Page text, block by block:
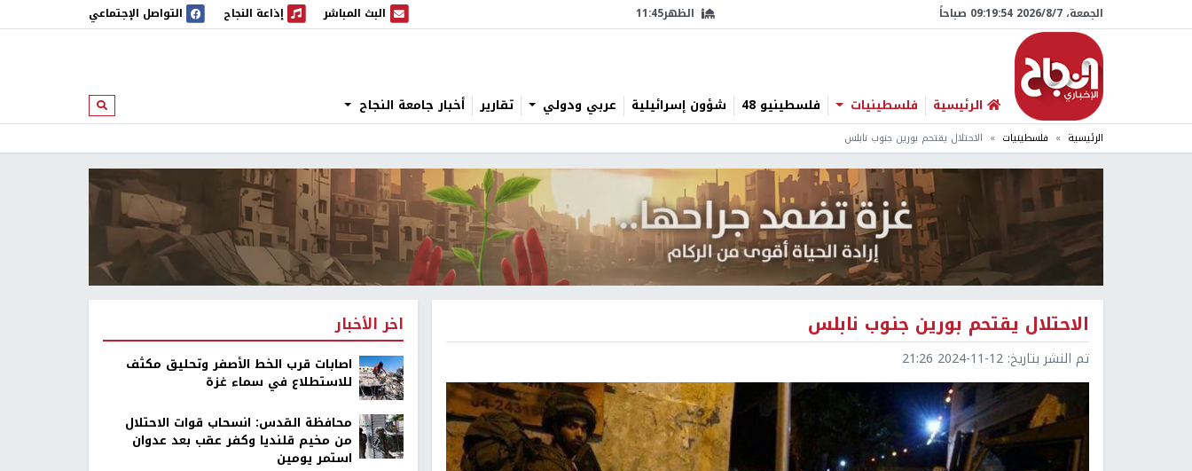
الجمعة، 7/‏8/‏2026 09:19:55 صباحاً الظهر11:45 البث المباشر
البث المباشر إذاعة النجاح
إذاعة النجاح التواصل الإجتماعي
الرئيسية فلسطينيات فلسطينيو 48 شؤون إسرائيلية عربي ودولي تقارير أخبار جامعة النجاح ابحث
الرئيسية فلسطينيات الاحتلال يقتحم بورين جنوب نابلس
الاحتلال يقتحم بورين جنوب نابلس
تم النشر بتاريخ: 2024-11-12 21:26
اخر الأخبار
اصابات قرب الخط الأصفر وتحليق مكثف
للاستطلاع في سماء غزة
محافظة القدس: انسحاب قوات الاحتلال
من مخيم قلنديا وكفر عقب بعد عدوان
استمر يومين